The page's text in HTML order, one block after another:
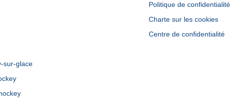
sur-glace
Politique de confidentialité
Charte sur les cookies
Centre de confidentialité